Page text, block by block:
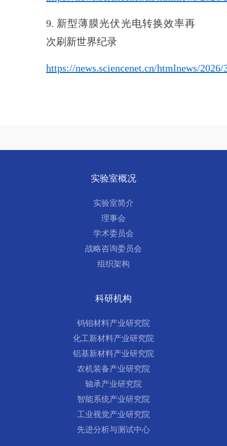
9. 新型薄膜光伏光电转换效率再
次刷新世界纪录
https://news.sciencenet.cn/htmlnews/2026/
实验室概况
实验室简介
理事会
学术委员会
战略咨询委员会
组织架构
科研机构
钨钼材料产业研究院
化工新材料产业研究院
铝基新材料产业研究院
农机装备产业研究院
轴承产业研究院
智能系统产业研究院
工业视觉产业研究院
先进分析与测试中心